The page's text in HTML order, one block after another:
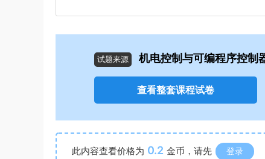
试题来源 机电控制与可编程序控制
查看整套课程试卷
此内容查看价格为 0.2 金币，请先 登录